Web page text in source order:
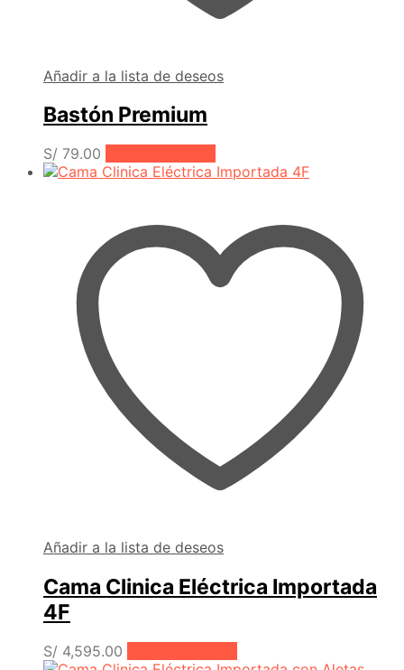
Añadir a la lista de deseos
Bastón Premium
S/ 79.00
Añadir a la lista de deseos
Cama Clinica Eléctrica Importada
4F
S/ 4,595.00